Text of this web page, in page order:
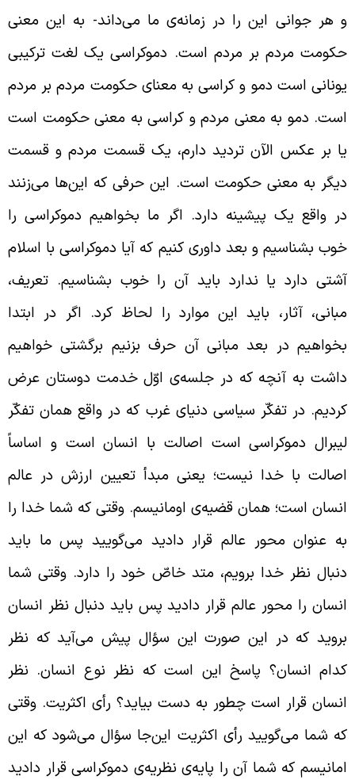
هر جوانی این را در زمانه‌ی ما می‌داند- به این معنی
مردم بر مردم است. دموکراسی یک لغت ترکیبی
است دمو و کراسی به معنای حکومت مردم بر مردم
دمو به معنی مردم و کراسی به معنی حکومت است
بر عکس الآن تردید دارم، یک قسمت مردم و قسمت
به معنی حکومت است. این حرفی که این‌ها می‌زنند
واقع یک پیشینه دارد. اگر ما بخواهیم دموکراسی را
بشناسیم و بعد داوری کنیم که آیا دموکراسی با اسلام
دارد یا ندارد باید آن را خوب بشناسیم. تعریف،
آثار، باید این موارد را لحاظ کرد. اگر در ابتدا
در بعد مبانی آن حرف بزنیم برگشتی خواهیم
به آنچه که در جلسه‌ی اوّل خدمت دوستان عرض
در تفکّر سیاسی دنیای غرب که در واقع همان تفکّر
دموکراسی است اصالت با انسان است و اساساً
با خدا نیست؛ یعنی مبدأ تعیین ارزش در عالم
است؛ همان قضیه‌ی اومانیسم. وقتی که شما خدا را
عنوان محور عالم قرار دادید می‌گویید پس ما باید
نظر خدا برویم، متد خاصّ خود را دارد. وقتی شما
را محور عالم قرار دادید پس باید دنبال نظر انسان
که در این صورت این سؤال پیش می‌آید که نظر
انسان؟ پاسخ این است که نظر نوع انسان. نظر
قرار است چطور به دست بیاید؟ رأی اکثریت. وقتی
شما می‌گویید رأی اکثریت این‌جا سؤال می‌شود که این
که شما آن را پایه‌ی نظریه‌ی دموکراسی قرار دادید